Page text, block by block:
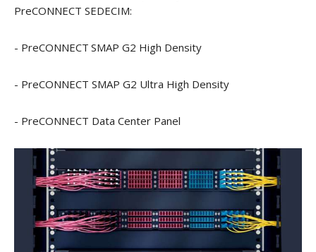
PreCONNECT SEDECIM:
- PreCONNECT SMAP G2 High Density
- PreCONNECT SMAP G2 Ultra High Density
- PreCONNECT Data Center Panel